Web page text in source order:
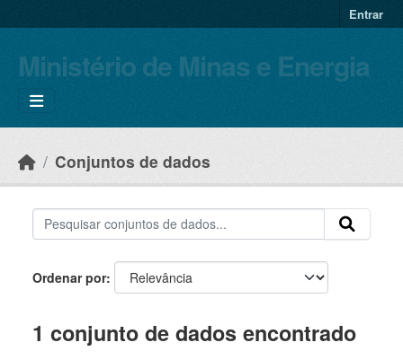
Entrar
Ministério de Minas e Energia
Conjuntos de dados
Ordenar por
1 conjunto de dados encontrado